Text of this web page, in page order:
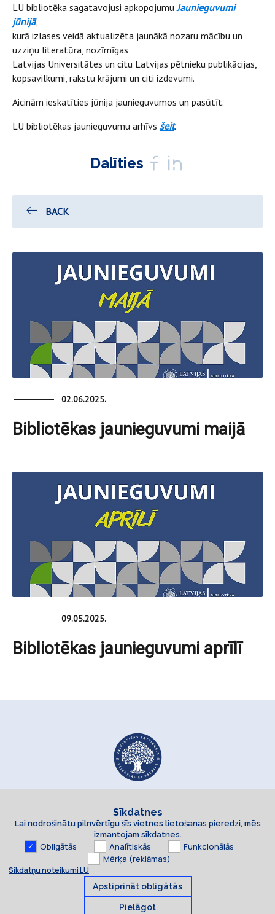
LU bibliotēka sagatavojusi apkopojumu Jaunieguvumi
jūnijā,
kurā izlases veidā aktualizēta jaunākā nozaru mācību un
uzziņu literatūra, nozīmīgas
Latvijas Universitātes un citu Latvijas pētnieku publikācijas,
kopsavilkumi, rakstu krājumi un citi izdevumi.
Aicinām ieskatīties jūnija jaunieguvumos un pasūtīt.
LU bibliotēkas jaunieguvumu arhīvs šeit.
Dalīties
BACK
02.06.2025.
Bibliotēkas jaunieguvumi maijā
09.05.2025.
Bibliotēkas jaunieguvumi aprīlī
Sīkdatnes
Lai nodrošinātu pilnvērtīgu šīs vietnes lietošanas pieredzi, mēs
izmantojam sīkdatnes.
Obligātās Analītiskās
Funkcionālās
Mērķa (reklāmas)
Sīkdatņu noteikumi LU
Apstiprināt obligātās
Pielāgot